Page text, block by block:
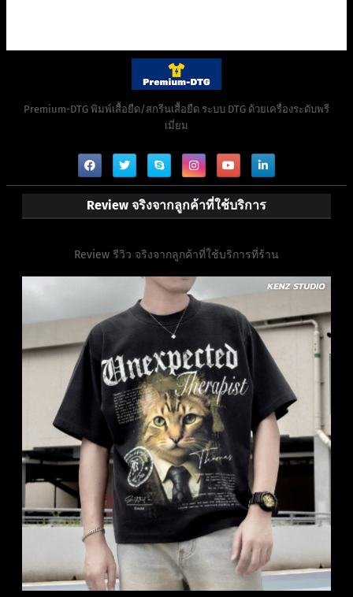
Premium-DTG พิมพ์เสื้อยืด/สกรีนเสื้อยืด ระบบ DTG ด้วยเครื่องระดับพรี
เมี่ยม
Review จริงจากลูกค้าที่ใช้บริการ
Review รีวิว จริงจากลูกค้าที่ใช้บริการที่ร้าน